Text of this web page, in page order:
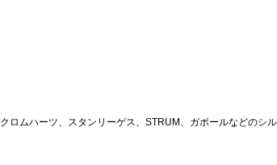
クロムハーツ、スタンリーゲス、STRUM、ガボールなどのシ